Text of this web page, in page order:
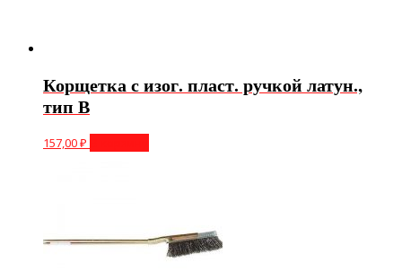
Корщетка с изог. пласт. ручкой латун.,
тип В
157,00₽